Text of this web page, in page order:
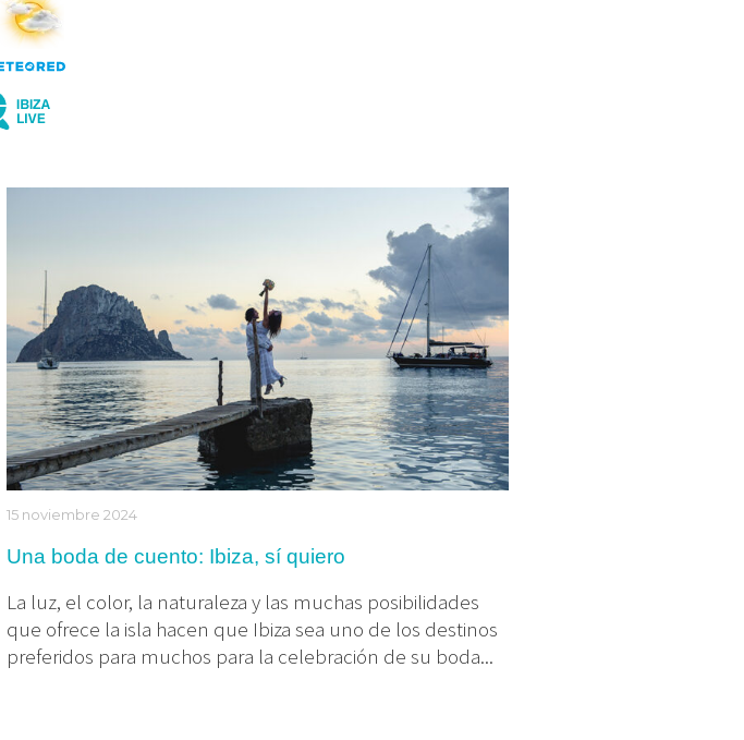
15 noviembre 2024
Una boda de cuento: Ibiza, sí quiero
La luz, el color, la naturaleza y las muchas posibilidades
que ofrece la isla hacen que Ibiza sea uno de los destinos
preferidos para muchos para la celebración de su boda...